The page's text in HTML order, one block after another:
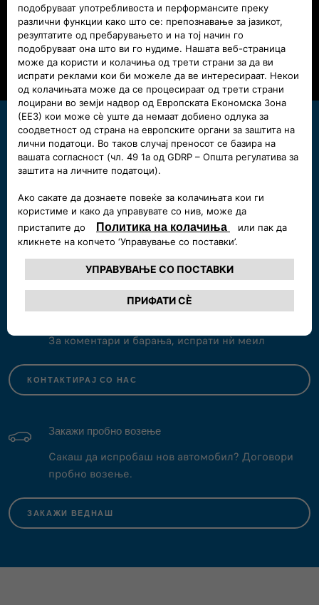
DISCOVER MORE
CONFIGURE AND BUY
Ти треба помош?
Јави се на 02/3096-333
Пон-пет 8.30 - 18.00 ч.;
саб. 9.00 - 14.00 ч.
ЗАВРТИ ВЕДНАШ
Пиши нѝ
За коментари и барања, испрати нѝ меил
КОНТАКТИРАЈ СО НАС
Закажи пробно возење
Сакаш да испробаш нов автомобил? Договори
пробно возење.
ЗАКАЖИ ВЕДНАШ